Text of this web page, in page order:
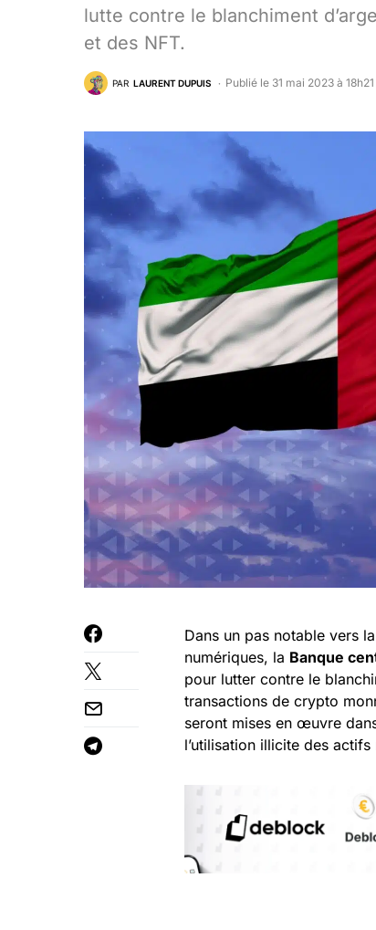
lutte contre le blanchiment
et des NFT.
PAR LAURENT DUPUIS Publié le 31 mai 2023 à 18h21
Dans un pas notable vers
numériques, la Banque
pour lutter contre le
transactions de crypto
seront mises en œuvre
l’utilisation illicite des actifs